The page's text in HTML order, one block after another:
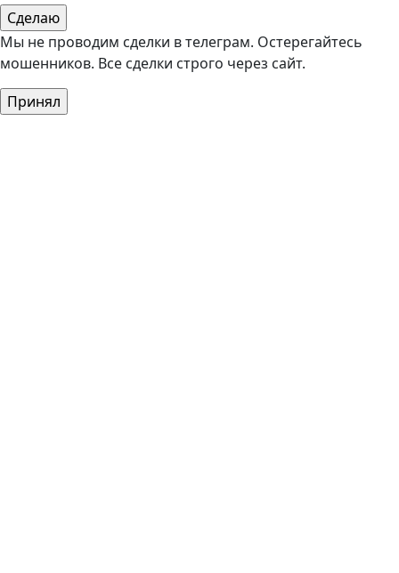
Мы не проводим сделки в телеграм. Остерегайтесь
мошенников. Все сделки строго через сайт.